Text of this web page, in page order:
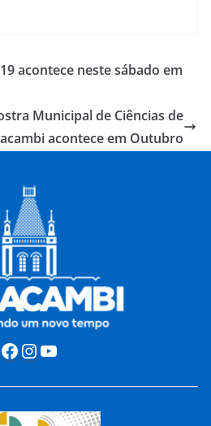
acontece neste sábado em
Municipal de Ciências de
acontece em Outubro
Facebook
Instagram
Youtube